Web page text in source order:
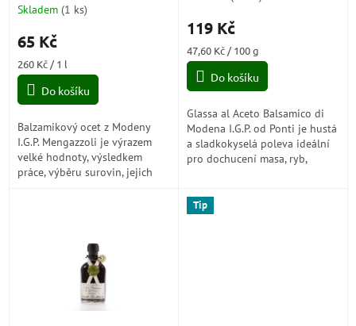
Modena) IGP 250ml
Skladem (1 ks)
65 Kč
Měrná
cena:
260 Kč / 1 l
Do košíku
Balzamikový ocet z Modeny
I.G.P. Mengazzoli je výrazem
velké hodnoty, výsledkem
práce, výběru surovin, jejich
produktu
5,0
5
119 Kč
Měrná
cena:
47,60 Kč / 100 g
Do košíku
Glassa al Aceto Balsamico di
Modena I.G.P. od Ponti je hustá
a sladkokyselá poleva ideální
pro dochucení masa, ryb,
Tip